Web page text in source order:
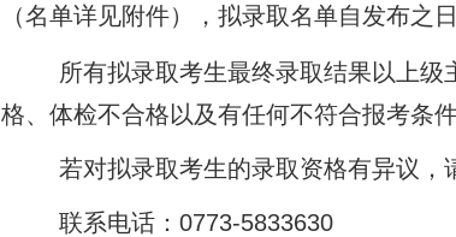
（名单详见附件），拟录取名单自发布之
所有拟录取考生最终录取结果以上级主
格、体检不合格以及有任何不符合报考条
若对拟录取考生的录取资格有异议，请
联系电话：0773-5833630